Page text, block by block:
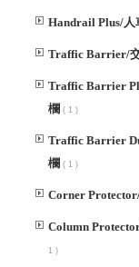
Handrail Plus/人
Traffic Barrier/
Traffic Barrier
欄 ( 1 )
Traffic Barrier
欄 ( 1 )
Corner
Column
1 )